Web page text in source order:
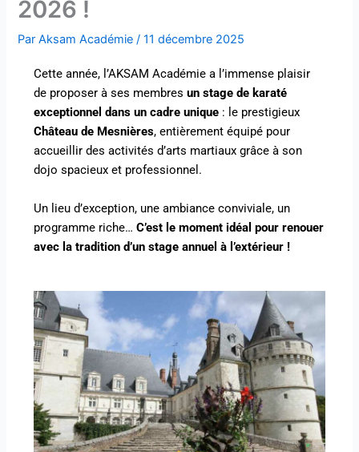
2026 !
ParAksam Académie/11 décembre 2025
Cette année, l’AKSAM Académie a l’immense plaisir
de proposer à ses membresun stage de karaté
exceptionnel dans un cadre unique : le prestigieux
Château de Mesnières, entièrement équipé pour
accueillir des activités d’arts martiaux grâce à son
dojo spacieux et professionnel.
Un lieu d’exception, une ambiance conviviale, un
programme riche…C’est le moment idéal pour renouer
avec la tradition d’un stage annuel à l’extérieur !